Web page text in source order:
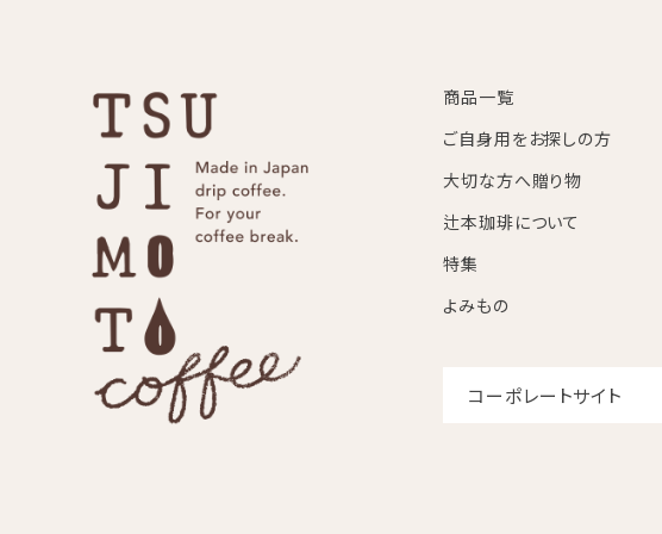
商品一覧
ご自身用をお探しの方
大切な方へ贈り物
辻本珈琲について
特集
よみもの
コーポレートサイト